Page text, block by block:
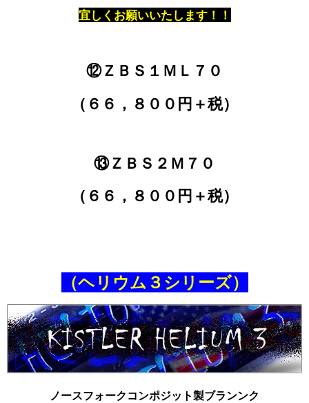
宜しくお願いいたします！！
⑫ＺＢＳ１ＭＬ７０
（６６，８００円＋税）
⑬ＺＢＳ２Ｍ７０
（６６，８００円＋税）
（ヘリウム３シリーズ）
ノースフォークコンポジット製ブランンク